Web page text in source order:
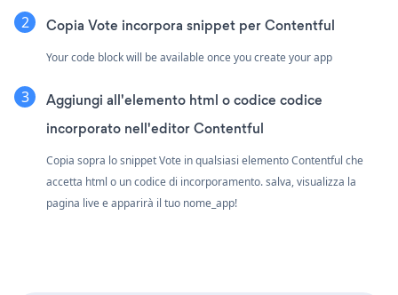
Copia Vote incorpora snippet per Contentful
Your code block will be available once you create your app
Aggiungi all'elemento html o codice codice
incorporato nell'editor Contentful
Copia sopra lo snippet Vote in qualsiasi elemento Contentful che
accetta html o un codice di incorporamento. salva, visualizza la
pagina live e apparirà il tuo nome_app!